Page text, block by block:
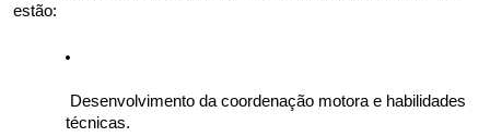
estão:
Desenvolvimento da coordenação motora e habilidades
técnicas.